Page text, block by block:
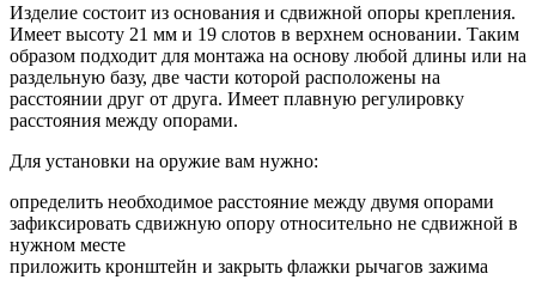
Изделие состоит из основания и сдвижной опоры крепления.
Имеет высоту 21 мм и 19 слотов в верхнем основании. Таким
образом подходит для монтажа на основу любой длины или на
раздельную базу, две части которой расположены на
расстоянии друг от друга. Имеет плавную регулировку
расстояния между опорами.
Для установки на оружие вам нужно:
определить необходимое расстояние между двумя опорами
зафиксировать сдвижную опору относительно не сдвижной в
нужном месте
приложить кронштейн и закрыть флажки рычагов зажима